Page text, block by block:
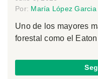
Por: María López Garcia
Uno de los mayores
forestal como el